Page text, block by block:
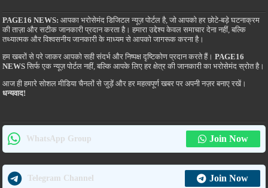
PAGE16 NEWS: आपका भरोसेमंद डिजिटल न्यूज़ पोर्टल है, जो आपको हर छोटे-बड़े घटनाक्रम
की ताज़ा और सटीक जानकारी प्रदान करता है। हमारा उद्देश्य केवल समाचार देना नहीं, बल्कि
तथ्यात्मक और विश्वसनीय जानकारी के माध्यम से आपको जागरूक करना है।
हम खबरों से परे जाकर आपको सही संदर्भ और निष्पक्ष दृष्टिकोण प्रदान करते हैं।PAGE16
NEWS सिर्फ एक न्यूज़ पोर्टल नहीं, बल्कि आपके लिए हर क्षेत्र की जानकारी का भरोसेमंद स्रोत है।
आज ही हमारे सोशल मीडिया चैनलों से जुड़ें और हर महत्वपूर्ण खबर पर अपनी नज़र बनाए रखें।
धन्यवाद!
WhatsApp Group Join Now
Telegram Channel Join Now